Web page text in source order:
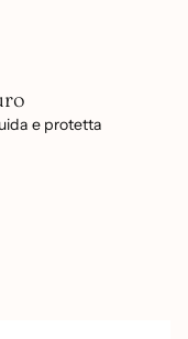
e protetta